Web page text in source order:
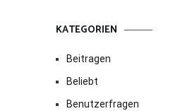
KATEGORIEN
Beitragen
Beliebt
Benutzerfragen